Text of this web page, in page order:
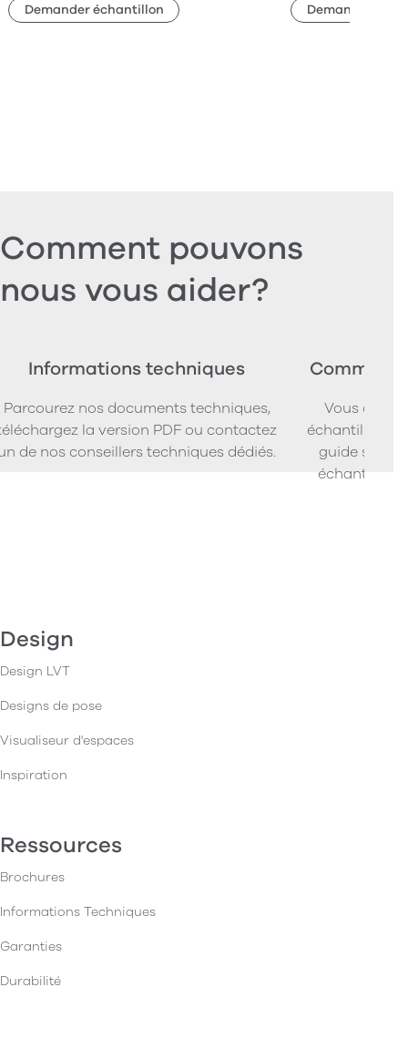
Demander échantillon Demander
Comment pouvons
nous vous aider?
Informations techniques
Parcourez nos documents techniques,
la version PDF ou contactez
de nos conseillers techniques dédiés.
Vous
échantillons
guide
Design
Design LVT
Designs de pose
Visualiseur d'espaces
Inspiration
Ressources
Brochures
Informations Techniques
Garanties
Durabilité